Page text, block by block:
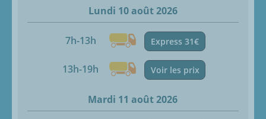
Lundi 10 août 2026
7h-13h Express 31€
13h-19h Voir les prix
Mardi 11 août 2026